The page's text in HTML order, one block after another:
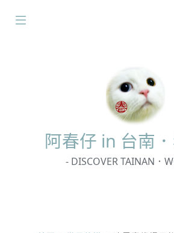
阿春仔 in 台南
- DISCOVER TAINAN．